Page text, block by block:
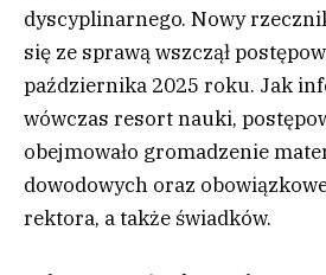
dyscyplinarnego. Nowy
się ze sprawą wszczął
października 2025 roku. Jak
wówczas resort nauki,
obejmowało gromadzenie
dowodowych oraz
rektora, a także świadków.